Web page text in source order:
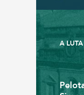
A LUTA